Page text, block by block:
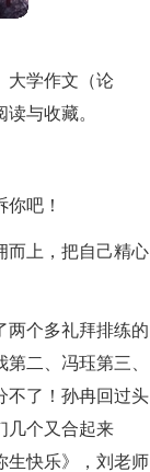
大学作文（论
与收藏。
吧！
而上，把自己精心
两个多礼拜排练的
二、冯珏第三、
不了！孙冉回过头
几个又合起来
快乐》，刘老师